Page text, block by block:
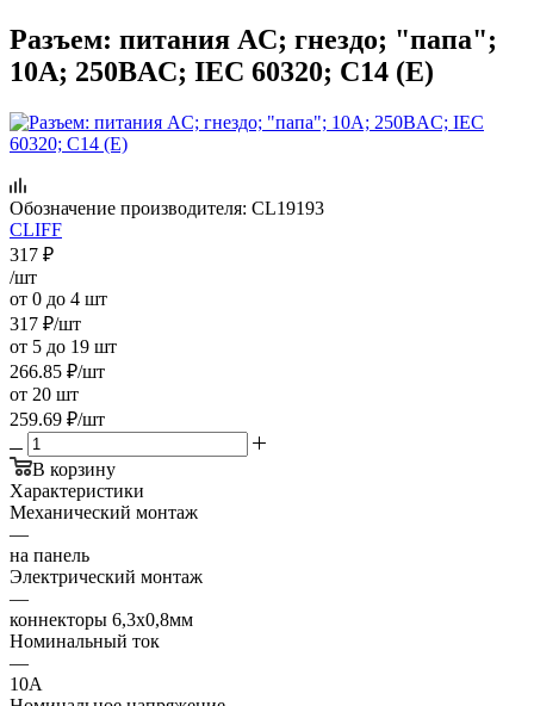
Разъем: питания AC; гнездо; "папа";
10А; 250ВAC; IEC 60320; C14 (E)
Обозначение производителя: CL19193
CLIFF
317 ₽
/шт
от 0 до 4 шт
317 ₽/шт
от 5 до 19 шт
266.85 ₽/шт
от 20 шт
259.69 ₽/шт
В корзину
Характеристики
Механический монтаж
—
на панель
Электрический монтаж
—
коннекторы 6,3x0,8мм
Номинальный ток
—
10А